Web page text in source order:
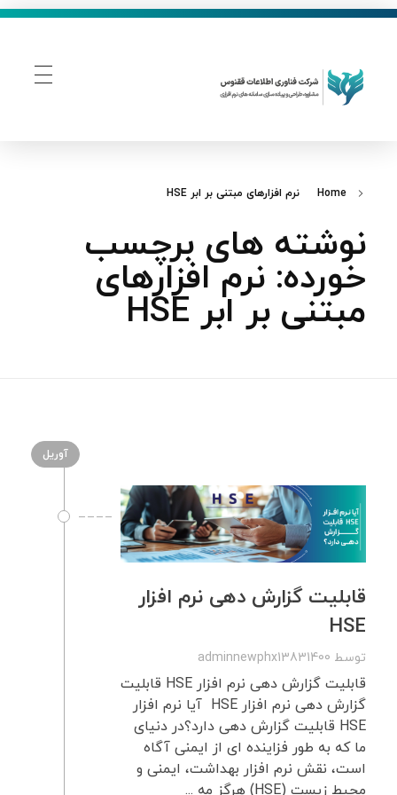
Home نرم‌ افزارهای مبتنی بر ابر HSE
نوشته های برچسب
خورده: نرم‌ افزارهای
مبتنی بر ابر HSE
آوریل
قابلیت گزارش ‌دهی نرم ‌افزار
HSE
توسط adminnewphx13831400
قابلیت گزارش ‌دهی نرم ‌افزار HSE قابلیت
گزارش ‌دهی نرم ‌افزار HSE آیا نرم افزار
HSE قابلیت گزارش دهی دارد؟در دنیای
ما که به طور فزاینده ای از ایمنی آگاه
است، نقش نرم افزار بهداشت، ایمنی و
محیط زیست (HSE) هرگز مه ...